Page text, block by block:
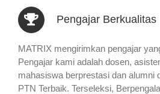
Pengajar Berkualitas
MATRIX mengirimkan pengajar
Pengajar kami adalah dosen,
mahasiswa berprestasi dan alumni
PTN Terbaik. Terseleksi,